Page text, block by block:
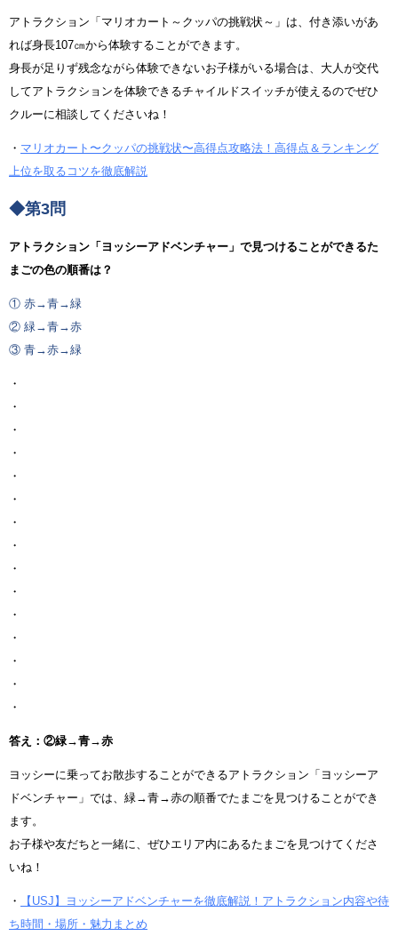
アトラクション「マリオカート～クッパの挑戦状～」は、付き添いがあ
れば身長107㎝から体験することができます。
身長が足りず残念ながら体験できないお子様がいる場合は、大人が交代
してアトラクションを体験できるチャイルドスイッチが使えるのでぜひ
クルーに相談してくださいね！
・ マリオカート〜クッパの挑戦状〜高得点攻略法！高得点＆ランキング
上位を取るコツを徹底解説
◆第3問
アトラクション「ヨッシーアドベンチャー」で見つけることができるた
まごの色の順番は？
① 赤→青→緑
② 緑→青→赤
③ 青→赤→緑
・
・
・
・
・
・
・
・
・
・
・
・
・
・
・
答え：②緑→青→赤
ヨッシーに乗ってお散歩することができるアトラクション「ヨッシーア
ドベンチャー」では、緑→青→赤の順番でたまごを見つけることができ
ます。
お子様や友だちと一緒に、ぜひエリア内にあるたまごを見つけてくださ
いね！
・
【USJ】ヨッシーアドベンチャーを徹底解説！アトラクション内容や待
ち時間・場所・魅力まとめ